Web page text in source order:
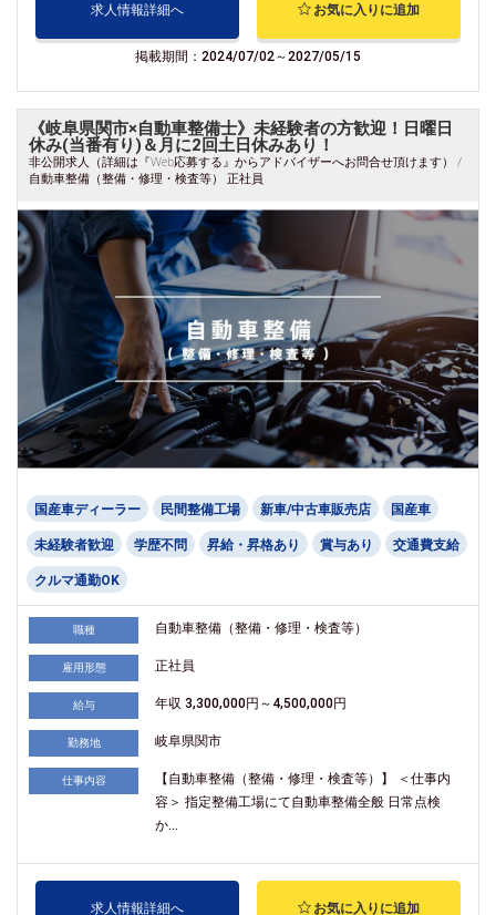
求人情報詳細へ お気に入りに追加
掲載期間：2024/07/02～2027/05/15
《岐阜県関市×自動車整備士》未経験者の方歓迎！日曜日
休み(当番有り)＆月に2回土日休みあり！
非公開求人（詳細は『Web応募する』からアドバイザーへお問合せ頂けます） /
自動車整備（整備・修理・検査等） 正社員
国産車ディーラー 民間整備工場 新車/中古車販売店 国産車
未経験者歓迎 学歴不問 昇給・昇格あり 賞与あり 交通費支給
クルマ通勤OK
職種 自動車整備（整備・修理・検査等）
雇用形態 正社員
給与 年収 3,300,000円～4,500,000円
勤務地 岐阜県関市
仕事内容
【自動車整備（整備・修理・検査等）】 ＜仕事内
容＞ 指定整備工場にて自動車整備全般 日常点検
か...
求人情報詳細へ お気に入りに追加